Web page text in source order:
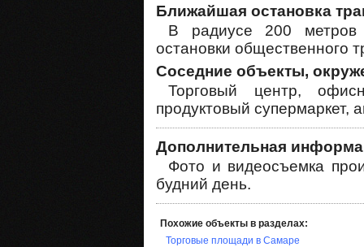
Ближайшая остановка
В радиусе 200
остановки общественного
Соседние объекты,
Торговый центр,
продуктовый супермаркет,
Дополнительная
Фото и видеосъемка
будний день.
Похожие объекты в разделах:
Торговые площади в Самаре